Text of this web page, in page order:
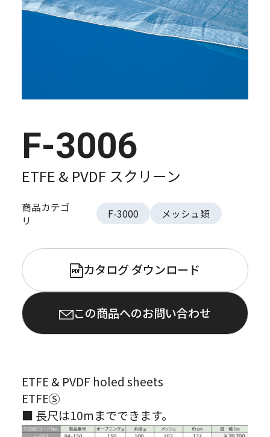
F-3006
ETFE & PVDF スクリーン
商品カテゴ
リ
F-3000 メッシュ類
PDF カタログ ダウンロード
この商品へのお問い合わせ
ETFE & PVDF holed sheets
ETFEⓈ
■ 長尺は10mまでできます。